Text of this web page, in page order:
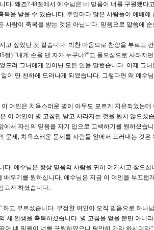
다. 왜죠? 48절에서 예수님은 네 믿음이 너를 구원했다
을 받을 수 있습니다. 주일마다 많은 사람들이 예배에
사람이 축복을 받는 것은 아닙니다. 믿음으로 말씀에
고 싶었던 것 같습니다. 벅찬 마음으로 찬양을 부르고
절) “내게 손을 댄 자가 누구냐?”고 물으심으로 사라지
드려 그녀에게 일어난 모든 일을 말했습니다. 이제 그
이 만 천하에 드러나게 되었습니다. 그렇다면 왜 예수
여인은 치욕스러운 병이 아무도 모르게 치유되었는
이 여인이 병 고침만 받고 사라지는 것을 원치 않으셨
에서 자신의 믿음을 자기 입으로 고백하기를 원하셨습
문제, 치욕스러운 문제를 사람들 앞에서 드러내는 것
다. 예수님은 항상 믿음의 사람을 귀히 여기시고 찾으
배우기를 원하십니다. 예수님은 지금 이 여인을 부끄럽
고자 하셨습니다.
하고 부르셨습니다. 부정한 여인이 오직 믿음으로 하나
새 인생을 축복하셨습니다. 병 고침을 얻을 뿐만 아니
아 네 믿음이 너를 구원하였으니 평안히 가라 하시더